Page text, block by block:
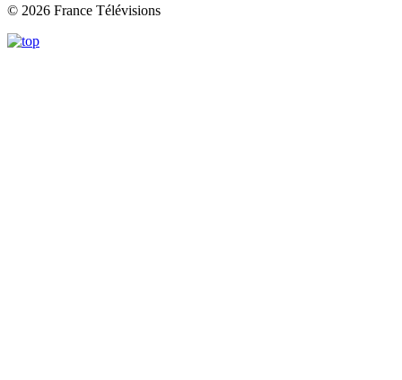
© 2026 France Télévisions